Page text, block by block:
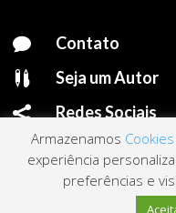
 Contato
 Seja um Autor
 Redes Sociais
Portal ContNews © 2022 –
Armazenamos Cookies
experiência
preferências e